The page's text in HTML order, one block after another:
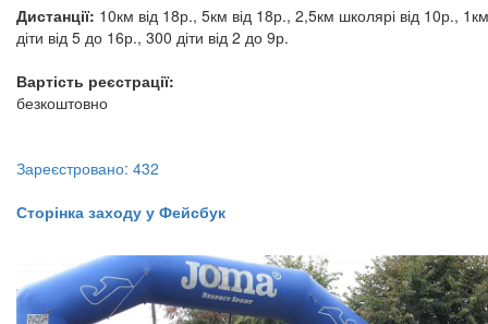
Дистанції: 10км від 18р., 5км від 18р., 2,5км школярі від 10р., 1км
діти від 5 до 16р., 300 діти від 2 до 9р.
Вартість реєстрації:
безкоштовно
Зареєстровано: 432
Сторінка заходу у Фейсбук